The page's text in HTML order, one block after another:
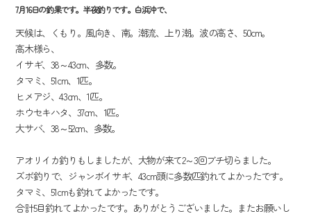
7月16日の釣果です。半夜釣りです。白浜沖で、
天候は、くもり。風向き、南。潮流、上り潮。波の高さ、50cm。
高木様ら、
イサギ、38～43cm、多数。
タマミ、51cm、1匹。
ヒメアジ、43cm、1匹。
ホウセキハタ、37cm、1匹。
大サバ、38～52cm、多数。
アオリイカ釣りもしましたが、大物が来て2～3回ブチ切らました。
ズボ釣りで、ジャンボイサギ、43cm頭に多数匹釣れてよかったです。
タマミ、51cmも釣れてよかったです。
合計5目釣れてよかったです。ありがとうございました。またお願いし